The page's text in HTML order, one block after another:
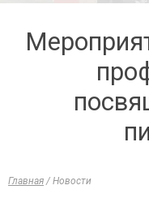
Багры
Огнетушители
Главная / Новости